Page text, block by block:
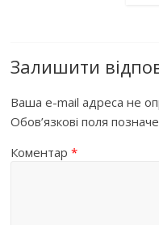
Залишити
Ваша e-mail адреса не
Обов’язкові поля
Коментар*